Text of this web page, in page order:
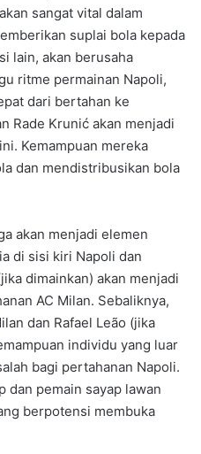
sangat vital dalam
suplai bola kepada
lain, akan berusaha
ritme permainan Napoli,
dari bertahan ke
Rade Krunić akan menjadi
Kemampuan mereka
dan mendistribusikan bola
akan menjadi elemen
di sisi kiri Napoli dan
dimainkan) akan menjadi
AC Milan. Sebaliknya,
dan Rafael Leão (jika
individu yang luar
bagi pertahanan Napoli.
dan pemain sayap lawan
berpotensi membuka